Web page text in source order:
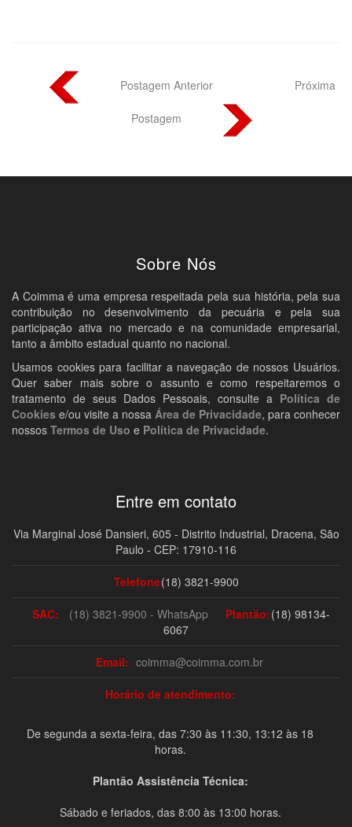
Postagem Anterior Próxima
Postagem
Sobre Nós
A Coimma é uma empresa respeitada pela sua história, pela sua
contribuição no desenvolvimento da pecuária e pela sua
participação ativa no mercado e na comunidade empresarial,
tanto a âmbito estadual quanto no nacional.
Usamos cookies para facilitar a navegação de nossos Usuários.
Quer saber mais sobre o assunto e como respeitaremos o
tratamento de seus Dados Pessoais, consulte a Política de
Cookies e/ou visite a nossa Área de Privacidade, para conhecer
nossos Termos de Uso e Política de Privacidade.
Entre em contato
Via Marginal José Dansieri, 605 - Distrito Industrial, Dracena, São
Paulo - CEP: 17910-116
Telefone:(18) 3821-9900
SAC: (18) 3821-9900 - WhatsApp Plantão:(18) 98134-
6067
Email: coimma@coimma.com.br
Horário de atendimento:
De segunda a sexta-feira, das 7:30 às 11:30, 13:12 às 18
horas.
Plantão Assistência Técnica:
Sábado e feriados, das 8:00 às 13:00 horas.